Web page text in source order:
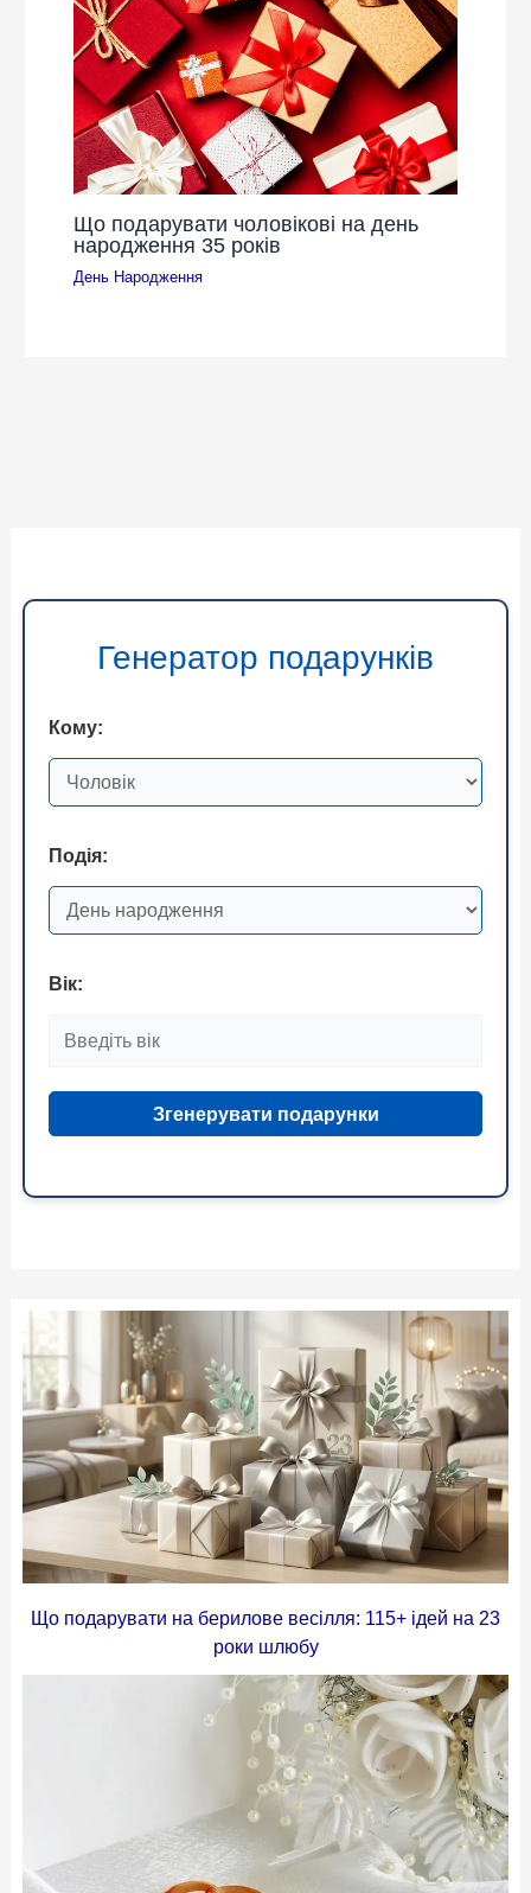
Що подарувати чоловікові на день
народження 35 років
День Народження
Генератор подарунків
Кому:
Подія:
Вік:
Згенерувати подарунки
Що подарувати на берилове весілля: 115+ ідей на 23
роки шлюбу